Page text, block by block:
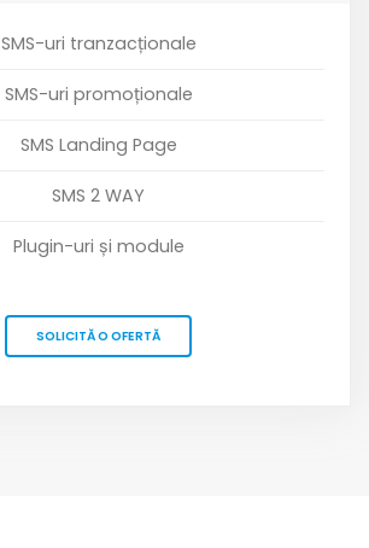
SMS-uri tranzacționale
SMS-uri promoționale
SMS Landing Page
SMS 2 WAY
Plugin-uri și module
SOLICITĂ O OFERTĂ